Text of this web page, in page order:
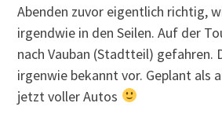
Abenden zuvor eigentlich richtig,
irgendwie in den Seilen. Auf der
nach Vauban (Stadtteil) gefahren.
irgenwie bekannt vor. Geplant als
jetzt voller Autos